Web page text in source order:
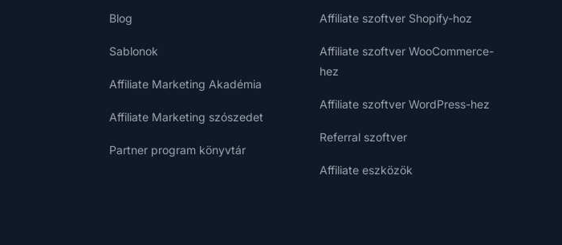
Blog
Sablonok
Affiliate Marketing Akadémia
Affiliate Marketing szószedet
Partner program könyvtár
Affiliate szoftver Shopify-hoz
Affiliate szoftver WooCommerce-
hez
Affiliate szoftver WordPress-hez
Referral szoftver
Affiliate eszközök